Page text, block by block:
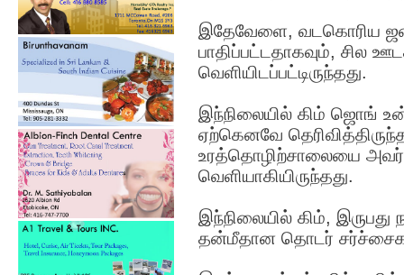
இதேவேளை, வடகொரிய
பாதிப்பட்டதாகவும், சில
வெளியிடப்பட்டிருந்தது.
இந்நிலையில் கிம் ஜொங்
ஏற்கெனவே
உரத்தொழிற்சாலையை அவர்
வெளியாகியிருந்தது.
இந்நிலையில் கிம், இருபது
தன்மீதான தொடர்